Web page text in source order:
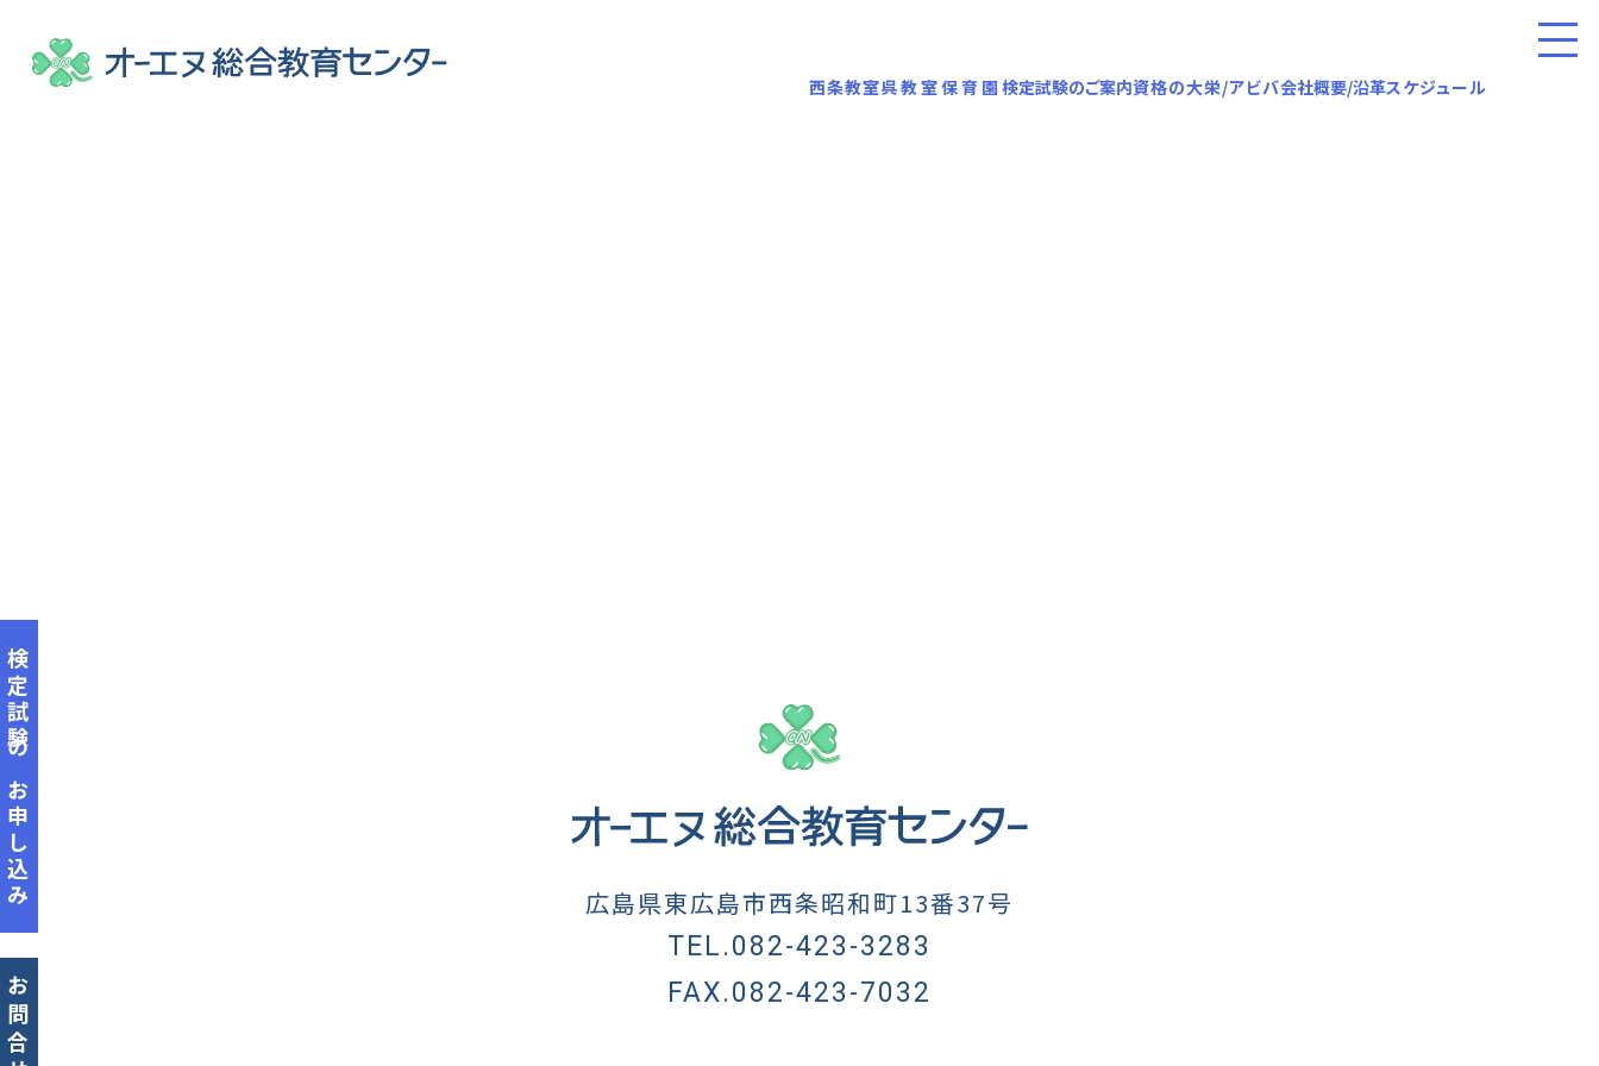
西条教室呉教室保育園 検定試験のご案内資格の大栄/アビバ会社概要/沿革スケジュール
検定試験のお申し込み
お問合せ
広島県東広島市西条昭和町13番37号
TEL.082-423-3283
FAX.082-423-7032